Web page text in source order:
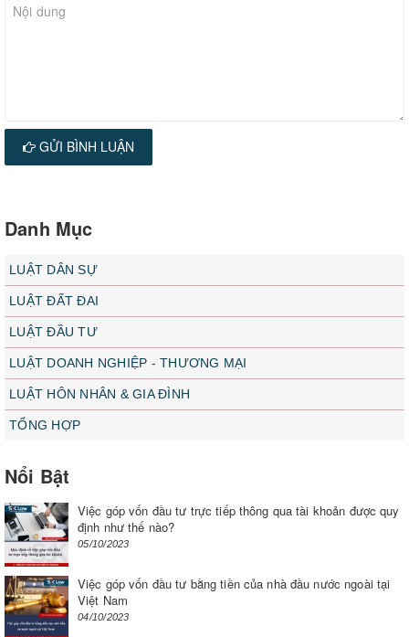
GỬI BÌNH LUẬN
Danh Mục
LUẬT DÂN SỰ
LUẬT ĐẤT ĐAI
LUẬT ĐẦU TƯ
LUẬT DOANH NGHIỆP - THƯƠNG MẠI
LUẬT HÔN NHÂN & GIA ĐÌNH
TỔNG HỢP
Nổi Bật
Việc góp vốn đầu tư trực tiếp thông qua tài khoản được quy
định như thế nào?
05/10/2023
Việc góp vốn đầu tư bằng tiền của nhà đầu nước ngoài tại
Việt Nam
04/10/2023